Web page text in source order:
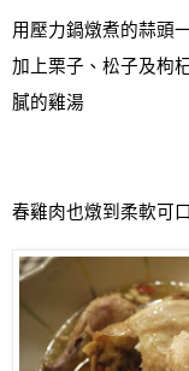
用壓力鍋燉煮的蒜頭
加上栗子 、 松子及枸
膩的雞湯
春雞肉也燉到柔軟可